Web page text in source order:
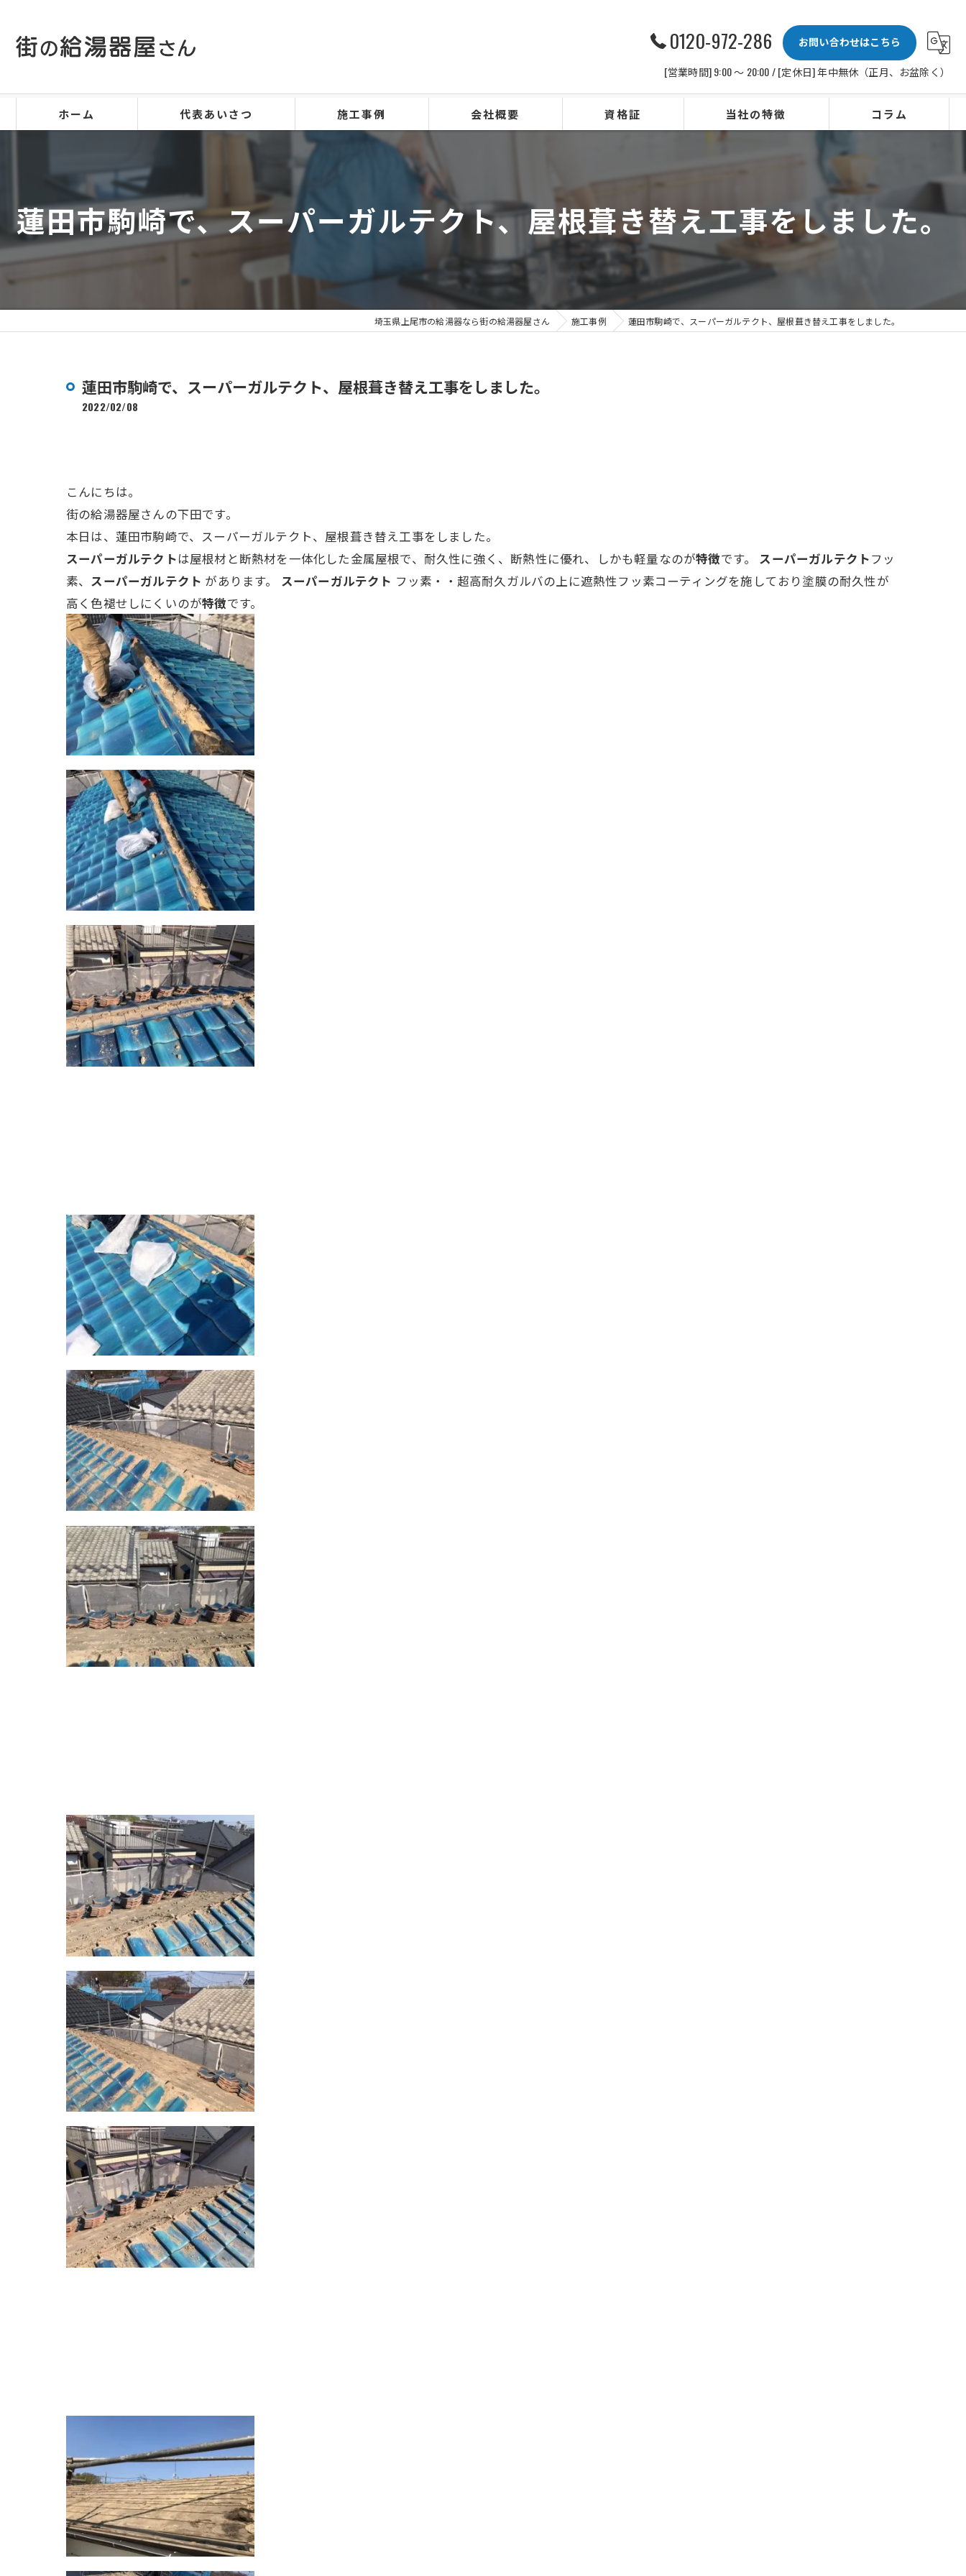
0120-972-286
お問い合わせはこちら
[営業時間] 9:00 〜 20:00 / [定休日] 年中無休（正月、お盆除く）
ホーム 代表あいさつ 施工事例 会社概要 資格証 当社の特徴
水栓
IHクッキングヒーター
ビルトイン食洗機
浴室換気扇
コラム
蓮田市駒崎で、スーパーガルテクト、屋根葺き替え工事をしました。
埼玉県上尾市の給湯器なら街の給湯器屋さん 施工事例 蓮田市駒崎で、スーパーガルテクト、屋根葺き替え工事をしました。
蓮田市駒崎で、スーパーガルテクト、屋根葺き替え工事をしました。
2022/02/08
こんにちは。
街の給湯器屋さんの下田です。
本日は、蓮田市駒崎で、スーパーガルテクト、屋根葺き替え工事をしました。
スーパーガルテクトは屋根材と断熱材を一体化した金属屋根で、耐久性に強く、断熱性に優れ、しかも軽量なのが特徴です。 スーパーガルテクトフッ
素、 スーパーガルテクト があります。 スーパーガルテクト フッ素・・超高耐久ガルバの上に遮熱性フッ素コーティングを施しており塗膜の耐久性が
高く色褪せしにくいのが特徴です。